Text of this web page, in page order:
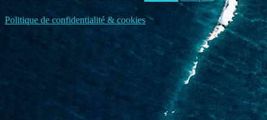
Politique de confidentialité & cookies